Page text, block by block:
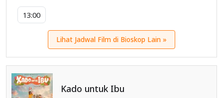
13:00
Lihat Jadwal Film di Bioskop Lain »
Kado untuk Ibu